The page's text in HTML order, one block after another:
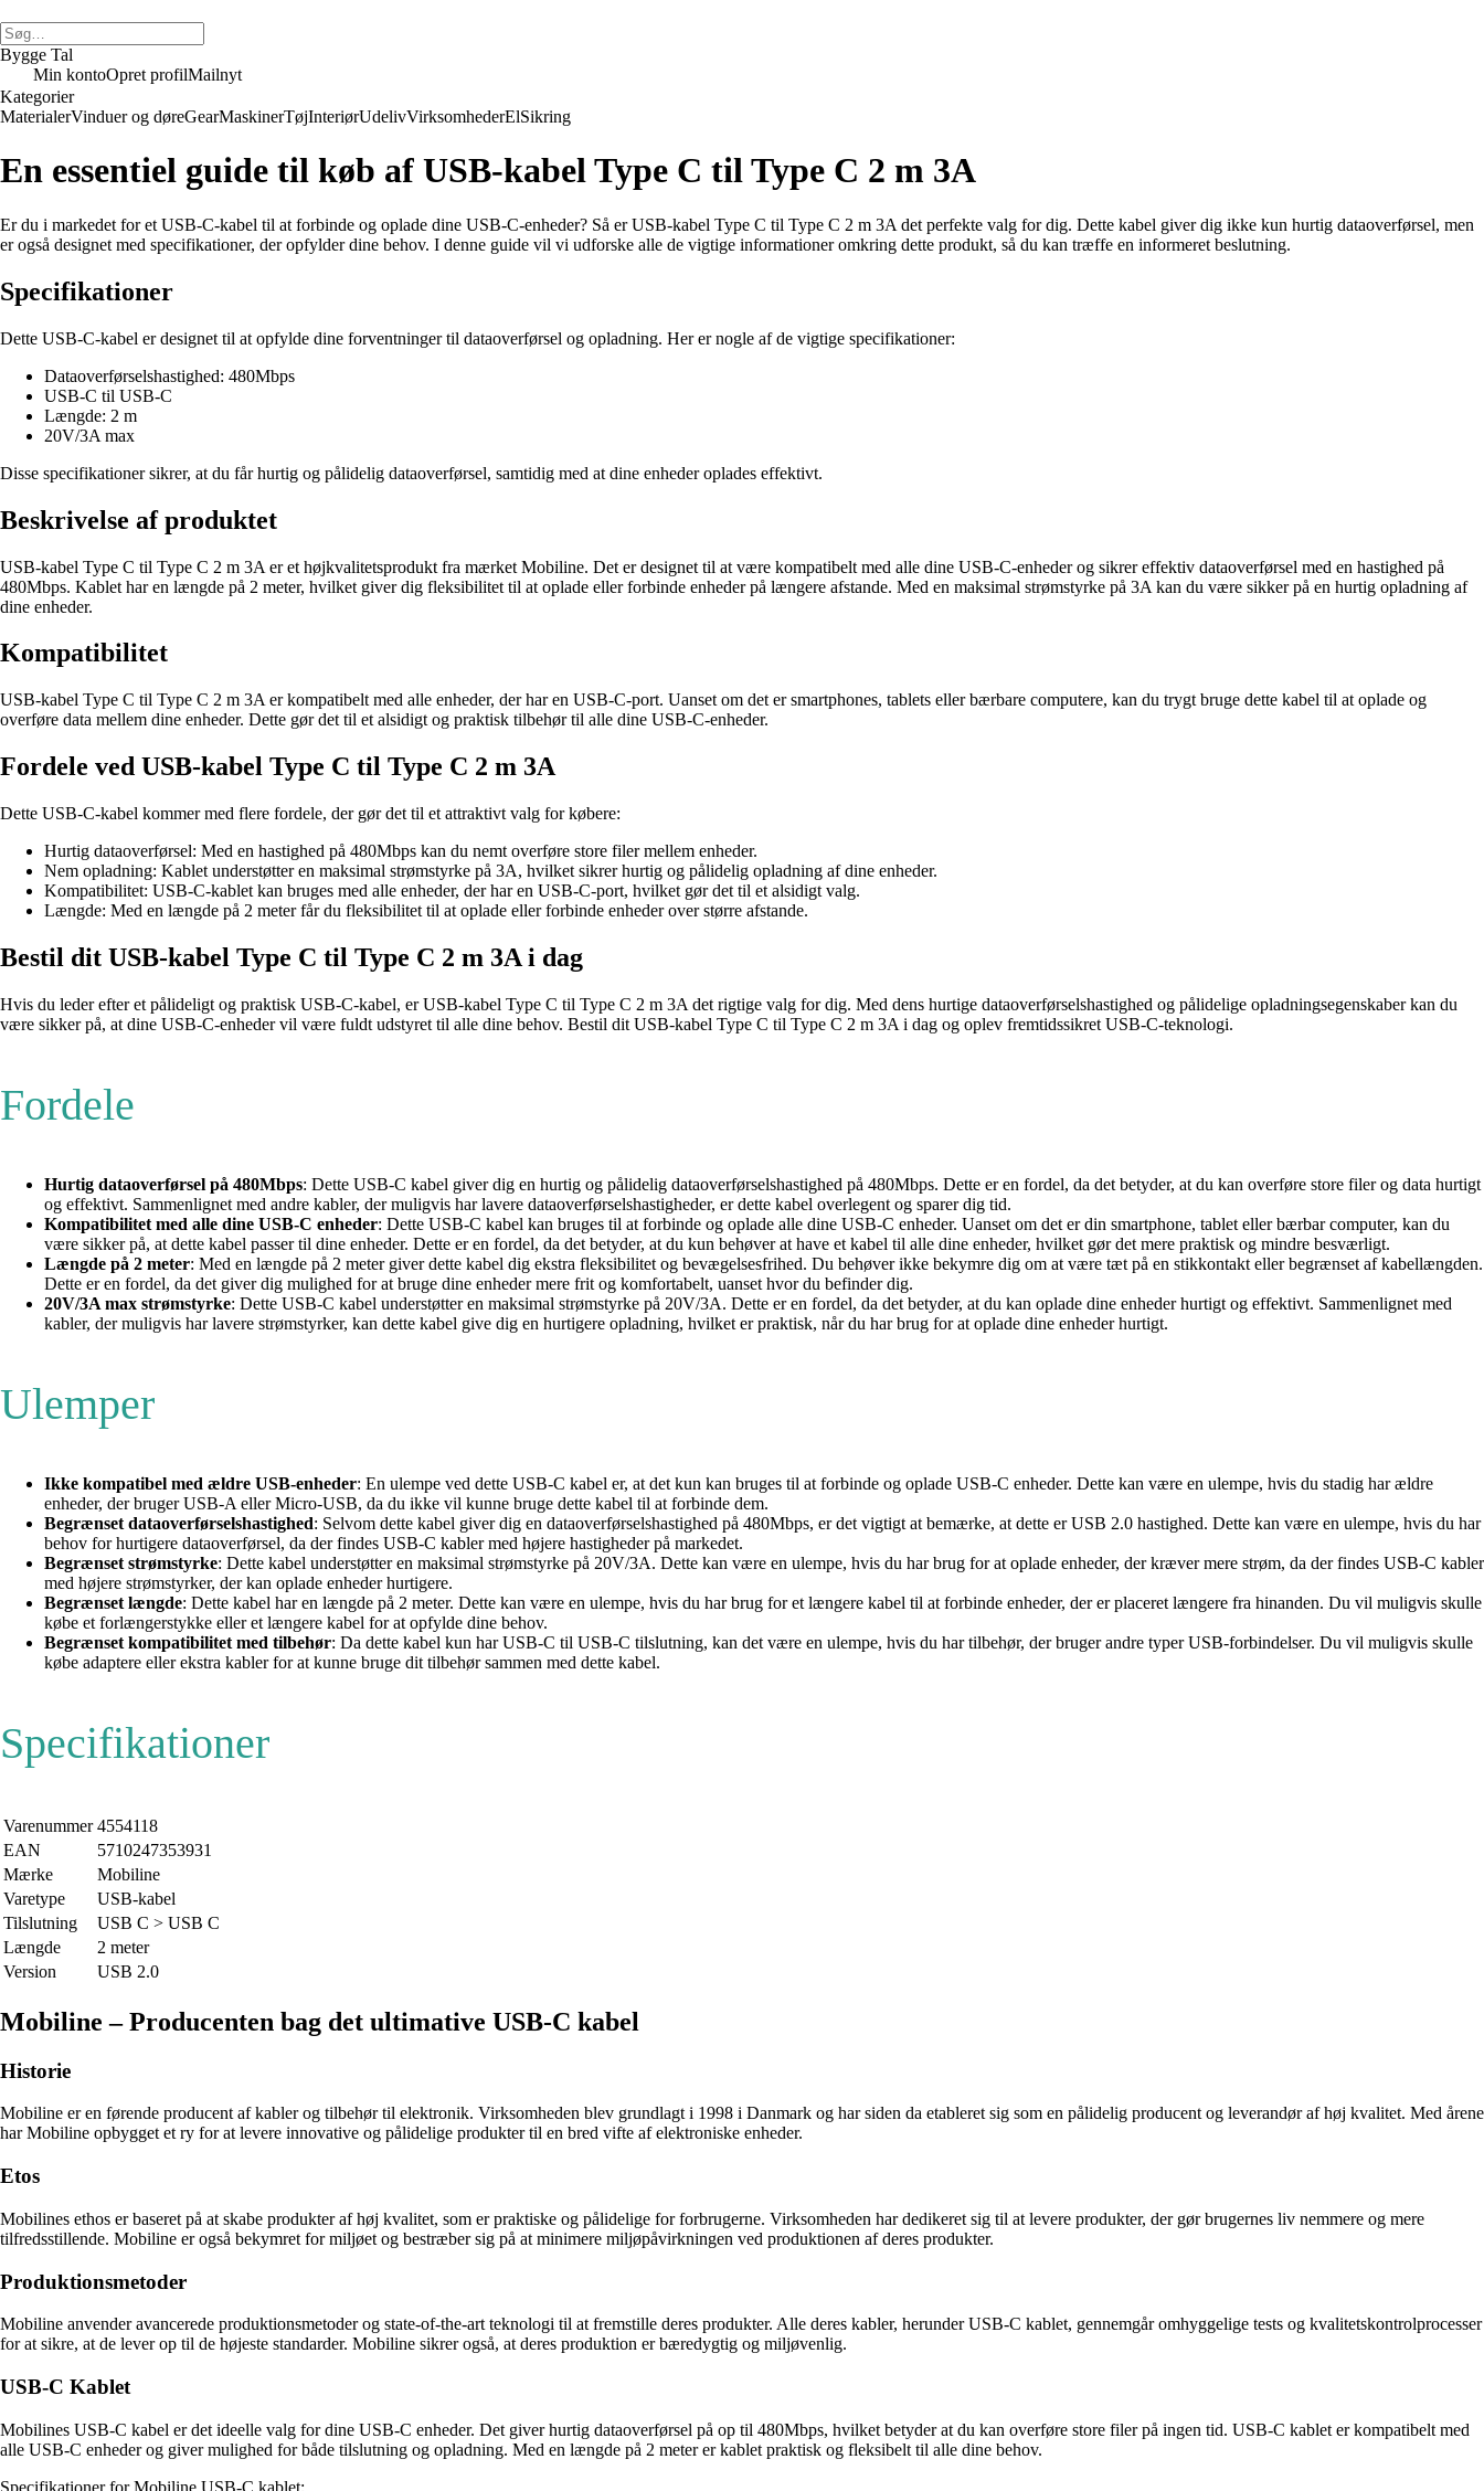
Bygge Tal
Min kontoOpret profilMailnyt
Kategorier
MaterialerVinduer og døreGearMaskinerTøjInteriørUdelivVirksomhederElSikring
En essentiel guide til køb af USB-kabel Type C til Type C 2 m 3A
Er du i markedet for et USB-C-kabel til at forbinde og oplade dine USB-C-enheder? Så er USB-kabel Type C til Type C 2 m 3A det perfekte valg for dig. Dette kabel giver dig ikke kun hurtig dataoverførsel, men
er også designet med specifikationer, der opfylder dine behov. I denne guide vil vi udforske alle de vigtige informationer omkring dette produkt, så du kan træffe en informeret beslutning.
Specifikationer
Dette USB-C-kabel er designet til at opfylde dine forventninger til dataoverførsel og opladning. Her er nogle af de vigtige specifikationer:
Dataoverførselshastighed: 480Mbps
USB-C til USB-C
Længde: 2 m
20V/3A max
Disse specifikationer sikrer, at du får hurtig og pålidelig dataoverførsel, samtidig med at dine enheder oplades effektivt.
Beskrivelse af produktet
USB-kabel Type C til Type C 2 m 3A er et højkvalitetsprodukt fra mærket Mobiline. Det er designet til at være kompatibelt med alle dine USB-C-enheder og sikrer effektiv dataoverførsel med en hastighed på
480Mbps. Kablet har en længde på 2 meter, hvilket giver dig fleksibilitet til at oplade eller forbinde enheder på længere afstande. Med en maksimal strømstyrke på 3A kan du være sikker på en hurtig opladning af
dine enheder.
Kompatibilitet
USB-kabel Type C til Type C 2 m 3A er kompatibelt med alle enheder, der har en USB-C-port. Uanset om det er smartphones, tablets eller bærbare computere, kan du trygt bruge dette kabel til at oplade og
overføre data mellem dine enheder. Dette gør det til et alsidigt og praktisk tilbehør til alle dine USB-C-enheder.
Fordele ved USB-kabel Type C til Type C 2 m 3A
Dette USB-C-kabel kommer med flere fordele, der gør det til et attraktivt valg for købere:
Hurtig dataoverførsel: Med en hastighed på 480Mbps kan du nemt overføre store filer mellem enheder.
Nem opladning: Kablet understøtter en maksimal strømstyrke på 3A, hvilket sikrer hurtig og pålidelig opladning af dine enheder.
Kompatibilitet: USB-C-kablet kan bruges med alle enheder, der har en USB-C-port, hvilket gør det til et alsidigt valg.
Længde: Med en længde på 2 meter får du fleksibilitet til at oplade eller forbinde enheder over større afstande.
Bestil dit USB-kabel Type C til Type C 2 m 3A i dag
Hvis du leder efter et pålideligt og praktisk USB-C-kabel, er USB-kabel Type C til Type C 2 m 3A det rigtige valg for dig. Med dens hurtige dataoverførselshastighed og pålidelige opladningsegenskaber kan du
være sikker på, at dine USB-C-enheder vil være fuldt udstyret til alle dine behov. Bestil dit USB-kabel Type C til Type C 2 m 3A i dag og oplev fremtidssikret USB-C-teknologi.
Fordele
Hurtig dataoverførsel på 480Mbps: Dette USB-C kabel giver dig en hurtig og pålidelig dataoverførselshastighed på 480Mbps. Dette er en fordel, da det betyder, at du kan overføre store filer og data hurtigt
og effektivt. Sammenlignet med andre kabler, der muligvis har lavere dataoverførselshastigheder, er dette kabel overlegent og sparer dig tid.
Kompatibilitet med alle dine USB-C enheder: Dette USB-C kabel kan bruges til at forbinde og oplade alle dine USB-C enheder. Uanset om det er din smartphone, tablet eller bærbar computer, kan du
være sikker på, at dette kabel passer til dine enheder. Dette er en fordel, da det betyder, at du kun behøver at have et kabel til alle dine enheder, hvilket gør det mere praktisk og mindre besværligt.
Længde på 2 meter: Med en længde på 2 meter giver dette kabel dig ekstra fleksibilitet og bevægelsesfrihed. Du behøver ikke bekymre dig om at være tæt på en stikkontakt eller begrænset af kabellængden.
Dette er en fordel, da det giver dig mulighed for at bruge dine enheder mere frit og komfortabelt, uanset hvor du befinder dig.
20V/3A max strømstyrke: Dette USB-C kabel understøtter en maksimal strømstyrke på 20V/3A. Dette er en fordel, da det betyder, at du kan oplade dine enheder hurtigt og effektivt. Sammenlignet med
kabler, der muligvis har lavere strømstyrker, kan dette kabel give dig en hurtigere opladning, hvilket er praktisk, når du har brug for at oplade dine enheder hurtigt.
Ulemper
Ikke kompatibel med ældre USB-enheder: En ulempe ved dette USB-C kabel er, at det kun kan bruges til at forbinde og oplade USB-C enheder. Dette kan være en ulempe, hvis du stadig har ældre
enheder, der bruger USB-A eller Micro-USB, da du ikke vil kunne bruge dette kabel til at forbinde dem.
Begrænset dataoverførselshastighed: Selvom dette kabel giver dig en dataoverførselshastighed på 480Mbps, er det vigtigt at bemærke, at dette er USB 2.0 hastighed. Dette kan være en ulempe, hvis du har
behov for hurtigere dataoverførsel, da der findes USB-C kabler med højere hastigheder på markedet.
Begrænset strømstyrke: Dette kabel understøtter en maksimal strømstyrke på 20V/3A. Dette kan være en ulempe, hvis du har brug for at oplade enheder, der kræver mere strøm, da der findes USB-C kabler
med højere strømstyrker, der kan oplade enheder hurtigere.
Begrænset længde: Dette kabel har en længde på 2 meter. Dette kan være en ulempe, hvis du har brug for et længere kabel til at forbinde enheder, der er placeret længere fra hinanden. Du vil muligvis skulle
købe et forlængerstykke eller et længere kabel for at opfylde dine behov.
Begrænset kompatibilitet med tilbehør: Da dette kabel kun har USB-C til USB-C tilslutning, kan det være en ulempe, hvis du har tilbehør, der bruger andre typer USB-forbindelser. Du vil muligvis skulle
købe adaptere eller ekstra kabler for at kunne bruge dit tilbehør sammen med dette kabel.
Specifikationer
Varenummer 4554118
EAN
5710247353931
Mærke
Mobiline
Varetype
USB-kabel
Tilslutning
USB C > USB C
Længde
2 meter
Version
USB 2.0
Mobiline – Producenten bag det ultimative USB-C kabel
Historie
Mobiline er en førende producent af kabler og tilbehør til elektronik. Virksomheden blev grundlagt i 1998 i Danmark og har siden da etableret sig som en pålidelig producent og leverandør af høj kvalitet. Med årene
har Mobiline opbygget et ry for at levere innovative og pålidelige produkter til en bred vifte af elektroniske enheder.
Etos
Mobilines ethos er baseret på at skabe produkter af høj kvalitet, som er praktiske og pålidelige for forbrugerne. Virksomheden har dedikeret sig til at levere produkter, der gør brugernes liv nemmere og mere
tilfredsstillende. Mobiline er også bekymret for miljøet og bestræber sig på at minimere miljøpåvirkningen ved produktionen af deres produkter.
Produktionsmetoder
Mobiline anvender avancerede produktionsmetoder og state-of-the-art teknologi til at fremstille deres produkter. Alle deres kabler, herunder USB-C kablet, gennemgår omhyggelige tests og kvalitetskontrolprocesser
for at sikre, at de lever op til de højeste standarder. Mobiline sikrer også, at deres produktion er bæredygtig og miljøvenlig.
USB-C Kablet
Mobilines USB-C kabel er det ideelle valg for dine USB-C enheder. Det giver hurtig dataoverførsel på op til 480Mbps, hvilket betyder at du kan overføre store filer på ingen tid. USB-C kablet er kompatibelt med
alle USB-C enheder og giver mulighed for både tilslutning og opladning. Med en længde på 2 meter er kablet praktisk og fleksibelt til alle dine behov.
Specifikationer for Mobiline USB-C kablet: